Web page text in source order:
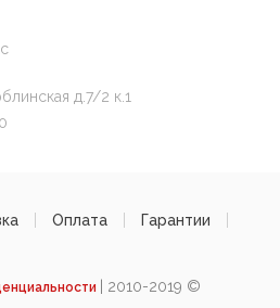
д.7/2 к.1
Оплата
Гарантии
| 2010-2019 ©